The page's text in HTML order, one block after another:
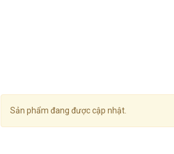
Sản phẩm đang được cập nhật.